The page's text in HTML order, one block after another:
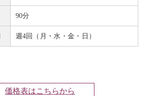
90分
週4回（月・水・金・日）
価格表はこちらから